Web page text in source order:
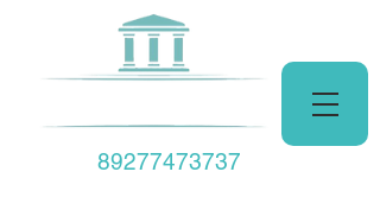
89277473737